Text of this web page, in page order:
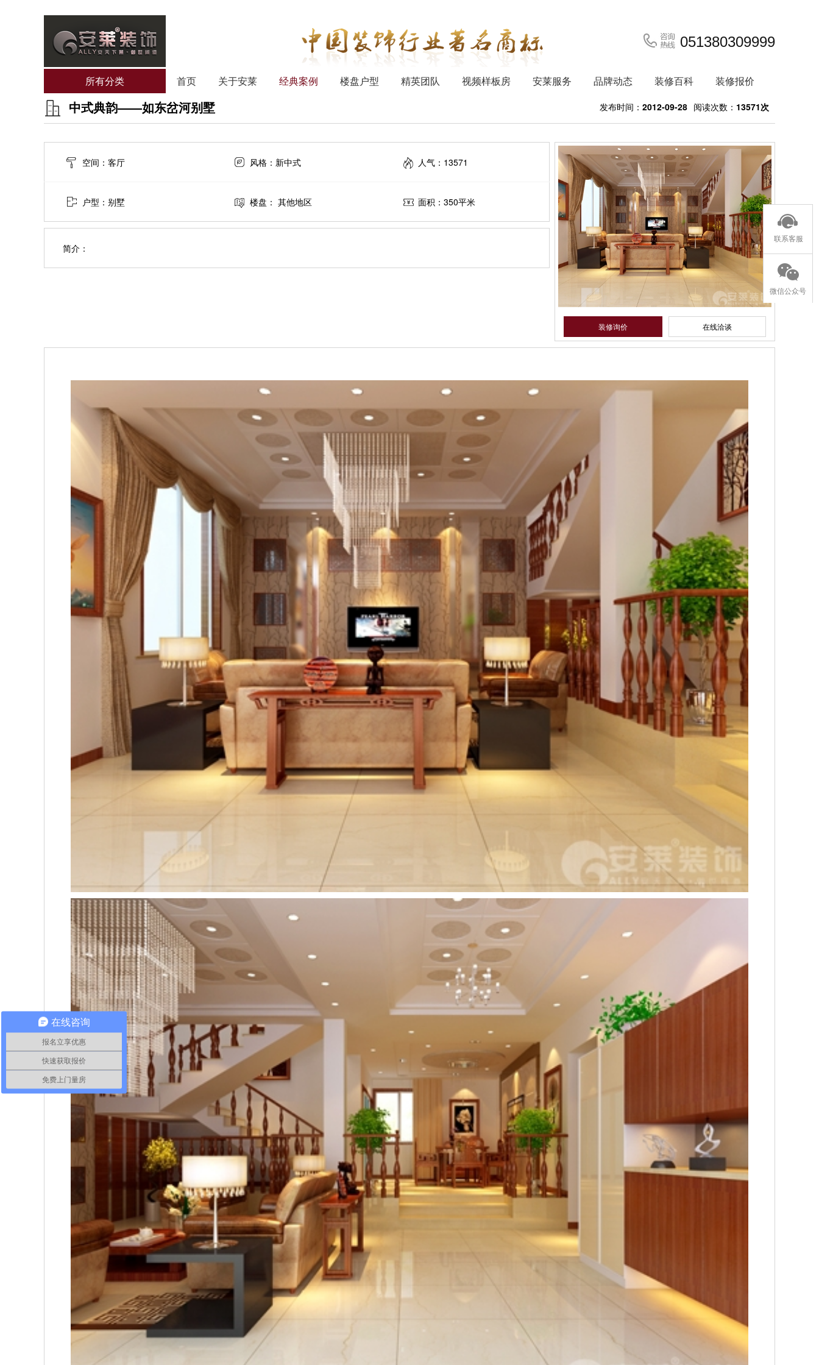
051380309999
所有分类 首页 关于安莱 经典案例 楼盘户型 精英团队 视频样板房 安莱服务 品牌动态 装修百科 装修报价
发布时间： 2012-09-28 阅读次数： 13571次
中式典韵——如东岔河别墅
空间：客厅 风格：新中式 人气：13571
户型：别墅 楼盘： 其他地区 面积：350平米
简介：
装修询价 在线洽谈
联系客服
微信公众号
在线咨询
报名立享优惠
快速获取报价
免费上门量房